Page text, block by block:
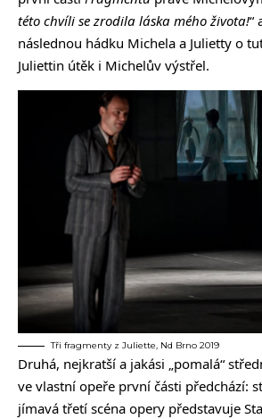
této chvíli se zrodila láska mého života!“
následnou hádku Michela a Julietty o
Juliettin útěk i Michelův výstřel.
Tři fragmenty z Juliette, Nd Brno 2019
Druhá, nejkratší a jakási „pomalá“
ve vlastní opeře první části předchází:
jímavá třetí scéna opery představuje